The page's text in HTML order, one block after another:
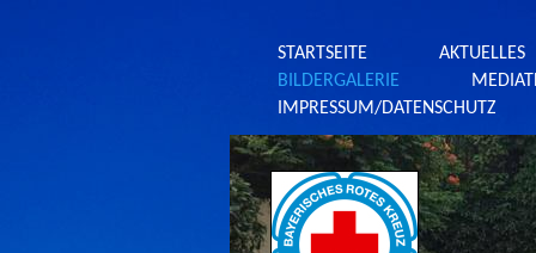
STARTSEITE
AKTUELLES
BILDERGALERIE
IMPRESSUM/DATENSCHUTZ